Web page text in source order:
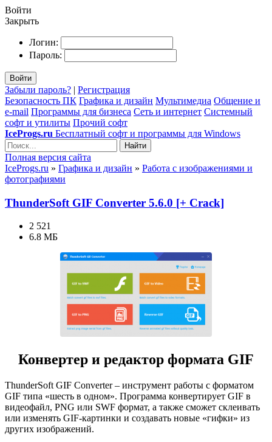
Войти
Закрыть
Логин:
Пароль:
Войти
Забыли пароль? | Регистрация
Безопасность ПК Графика и дизайн Мультимедиа Общение и
e-mail Программы для бизнеса Сеть и интернет Системный
софт и утилиты Прочий софт
IceProgs.ru Бесплатный софт и программы для Windows
Найти
Полная версия сайта
IceProgs.ru » Графика и дизайн » Работа с изображениями и
фотографиями
ThunderSoft GIF Converter 5.6.0 [+ Crack]
2 521
6.8 МБ
Конвертер и редактор формата GIF
ThunderSoft GIF Converter – инструмент работы с форматом
GIF типа «шесть в одном». Программа конвертирует GIF в
видеофайл, PNG или SWF формат, а также сможет склеивать
или изменять GIF-картинки и создавать новые «гифки» из
других изображений.